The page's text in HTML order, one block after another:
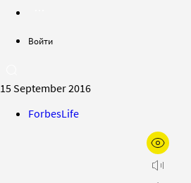
Войти
15 September 2016
ForbesLife